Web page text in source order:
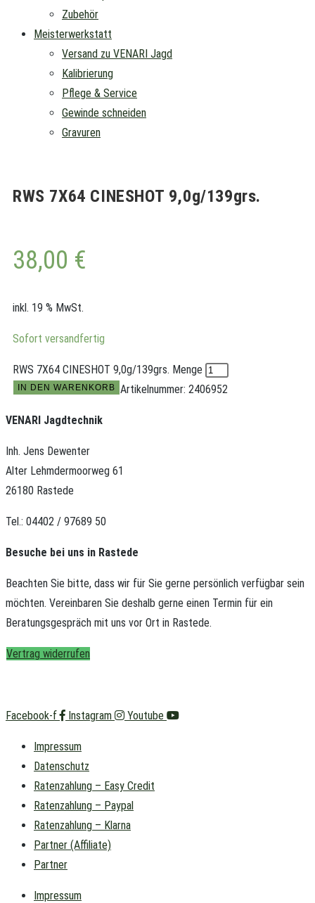
Zubehör
Meisterwerkstatt
Versand zu VENARI Jagd
Kalibrierung
Pflege & Service
Gewinde schneiden
Gravuren
RWS 7X64 CINESHOT 9,0g/139grs.
38,00 €
inkl. 19 % MwSt.
Sofort versandfertig
RWS 7X64 CINESHOT 9,0g/139grs. Menge
IN DEN WARENKORB Artikelnummer: 2406952
VENARI Jagdtechnik
Inh. Jens Dewenter
Alter Lehmdermoorweg 61
26180 Rastede
Tel.: 04402 / 97689 50
Besuche bei uns in Rastede
Beachten Sie bitte, dass wir für Sie gerne persönlich verfügbar sein
möchten. Vereinbaren Sie deshalb gerne einen Termin für ein
Beratungsgespräch mit uns vor Ort in Rastede.
Vertrag widerrufen
Facebook-f Instagram Youtube
Impressum
Datenschutz
Ratenzahlung – Easy Credit
Ratenzahlung – Paypal
Ratenzahlung – Klarna
Partner (Affiliate)
Partner
Impressum